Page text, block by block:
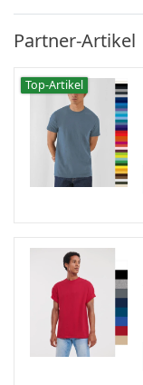
Partner-Artikel
Top-Artikel